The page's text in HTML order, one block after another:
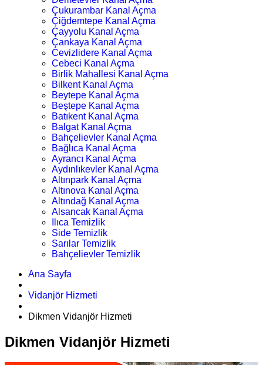
Çukurambar Kanal Açma
Çiğdemtepe Kanal Açma
Çayyolu Kanal Açma
Çankaya Kanal Açma
Cevizlidere Kanal Açma
Cebeci Kanal Açma
Birlik Mahallesi Kanal Açma
Bilkent Kanal Açma
Beytepe Kanal Açma
Beştepe Kanal Açma
Batıkent Kanal Açma
Balgat Kanal Açma
Bahçelievler Kanal Açma
Bağlıca Kanal Açma
Ayrancı Kanal Açma
Aydınlıkevler Kanal Açma
Altınpark Kanal Açma
Altınova Kanal Açma
Altındağ Kanal Açma
Alsancak Kanal Açma
Ilıca Temizlik
Side Temizlik
Sarılar Temizlik
Bahçelievler Temizlik
Ana Sayfa
Vidanjör Hizmeti
Dikmen Vidanjör Hizmeti
Dikmen Vidanjör Hizmeti